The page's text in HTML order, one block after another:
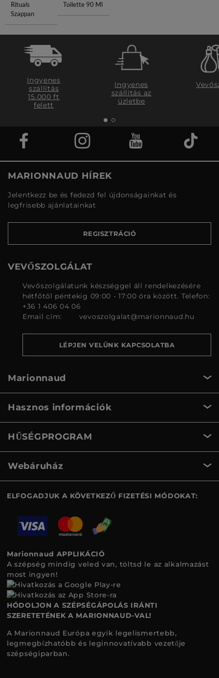
Rituals
Szappan
Toilette 90 Ml
Ingyenes
szállítás
15.000 ft
felett
Ingyenes
szállítás az
üzletbe
MARIONNAUD HÍREK
Jelentkezz be és fedezd fel újdonságainkat és
legfrisebb ajánlatainkat
REGISZTRÁCIÓ
VEVŐSZOLGÁLAT
Vevőszolgálatunk készséggel áll rendelkezésére
hétfőtől péntekig 09:00 - 17:00 óra között. Telefon:
+36 1 406 04 06
Email cím:
vevoszolgalat@marionnaud.hu
LÉPJEN VELÜNK KAPCSOLATBA
Marionnaud
Hasznos információk
HŰSÉGPROGRAM
Webáruház
ELFOGADJUK A KÖVETKEZŐ FIZETÉSI MÓDOKAT:
Marionnaud APPLIKÁCIÓ
A szépség mindig veled van, töltsd le az alkalmazást
most ingyen!
HÓDOLJON A SZÉPSÉGÁPOLÁS IRÁNTI
SZERETETÉNEK A MARIONNAUD-VAL!
A Marionnaud Európa egyik legelismertebb,
legmegbízhatóbb és leginnovatívabb vezetője
szépségiparban.